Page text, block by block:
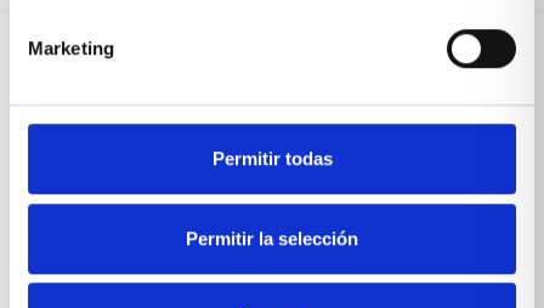
Marketing
Permitir todas
Permitir la selección
Sobre Xíkara
Reseñas Google